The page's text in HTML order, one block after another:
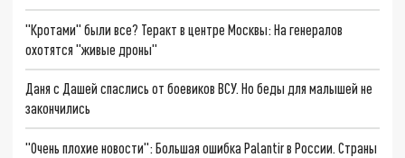
"Кротами" были все? Теракт в центре Москвы: На генералов
охотятся "живые дроны"
Даня с Дашей спаслись от боевиков ВСУ. Но беды для малышей не
закончились
"Очень плохие новости": Большая ошибка Palantir в России. Страны